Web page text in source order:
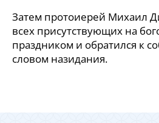
Затем протоиерей Михаил
всех присутствующих на
праздником и обратился к
словом назидания.